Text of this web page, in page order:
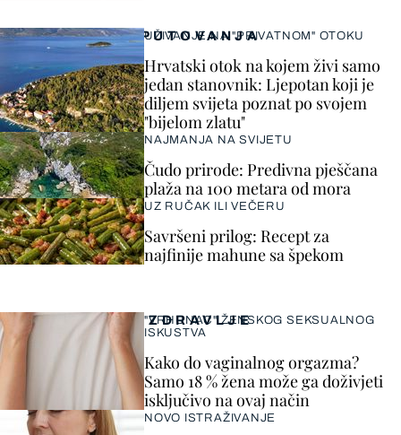
ZDRAVLJE
"VRHUNAC" ŽENSKOG SEKSUALNOG
ISKUSTVA
Kako do vaginalnog orgazma?
Samo 18 % žena može ga doživjeti
isključivo na ovaj način
NOVO ISTRAŽIVANJE
PUTOVANJA
UŽIVANJE NA "PRIVATNOM" OTOKU
Hrvatski otok na kojem živi samo
jedan stanovnik: Ljepotan koji je
diljem svijeta poznat po svojem
"bijelom zlatu"
NAJMANJA NA SVIJETU
Čudo prirode: Predivna pješčana
plaža na 100 metara od mora
UZ RUČAK ILI VEČERU
Savršeni prilog: Recept za
najfinije mahune sa špekom